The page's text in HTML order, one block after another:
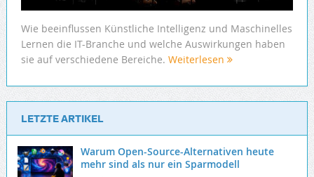
Wie beeinflussen Künstliche Intelligenz und Maschinelles
Lernen die IT-Branche und welche Auswirkungen haben
sie auf verschiedene Bereiche. Weiterlesen
LETZTE ARTIKEL
Warum Open-Source-Alternativen heute
mehr sind als nur ein Sparmodell